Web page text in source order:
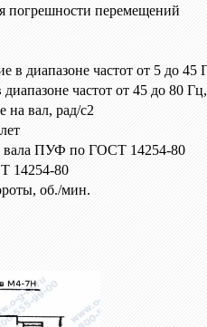
погрешности перемещений
в диапазоне частот от 5 до 45
частот от 45 до 80
на вал, рад/с2
вала ПУФ по ГОСТ 14254-80
14254-80
об./мин.